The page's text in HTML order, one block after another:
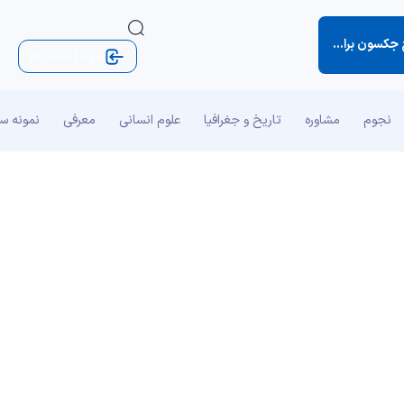
براون (کتاب نکته‌های کوچک زندگی)
نجوم مشاوره تاریخ و جغرافیا علوم انسانی معرفی نمونه